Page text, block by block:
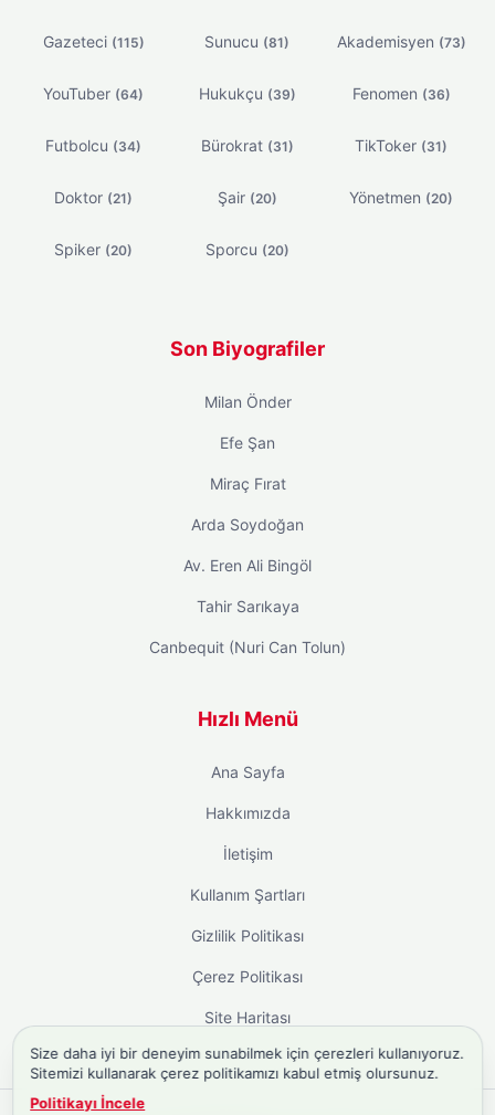
Gazeteci (115) Sunucu (81) Akademisyen (73)
YouTuber (64) Hukukçu (39) Fenomen (36)
Futbolcu (34) Bürokrat (31) TikToker (31)
Doktor (21) Şair (20) Yönetmen (20)
Spiker (20) Sporcu (20)
Son Biyografiler
Milan Önder
Efe Şan
Miraç Fırat
Arda Soydoğan
Av. Eren Ali Bingöl
Tahir Sarıkaya
Canbequit (Nuri Can Tolun)
Hızlı Menü
Ana Sayfa
Hakkımızda
İletişim
Kullanım Şartları
Gizlilik Politikası
Çerez Politikası
Site Haritası
Size daha iyi bir deneyim sunabilmek için çerezleri kullanıyoruz.
Sitemizi kullanarak çerez politikamızı kabul etmiş olursunuz.
Politikayı İncele